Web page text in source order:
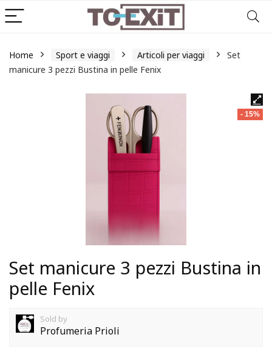
Home Sport e viaggi Articoli per viaggi
Set
manicure 3 pezzi Bustina in pelle Fenix
- 15%
Set manicure 3 pezzi Bustina in
pelle Fenix
Sold by
Profumeria Prioli